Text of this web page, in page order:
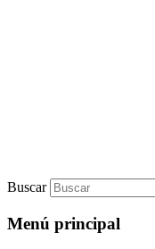
Buscar
Menú principal